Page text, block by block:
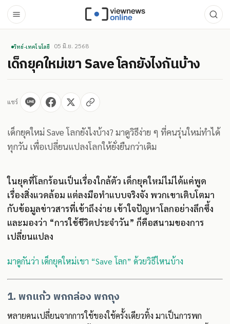
วิทย์-เทคโนโลยี 05 มิ.ย. 2568
เด็กยุคใหม่เขา Save โลกยังไงกันบ้าง
แชร์
เด็กยุคใหม่ Save โลกยังไงบ้าง? มาดูวิธีง่าย ๆ ที่คนรุ่นใหม่ทำได้
ทุกวัน เพื่อเปลี่ยนแปลงโลกให้ยั่งยืนกว่าเดิม
ในยุคที่โลกร้อนเป็นเรื่องใกล้ตัว เด็กยุคใหม่ไม่ได้แค่พูด
เรื่องสิ่งแวดล้อม แต่ลงมือทำแบบจริงจัง พวกเขาเติบโตมา
กับข้อมูลข่าวสารที่เข้าถึงง่าย เข้าใจปัญหาโลกอย่างลึกซึ้ง
และมองว่า “การใช้ชีวิตประจำวัน” ก็คือสนามของการ
เปลี่ยนแปลง
มาดูกันว่า เด็กยุคใหม่เขา “Save โลก” ด้วยวิธีไหนบ้าง
1. พกแก้ว พกกล่อง พกถุง
หลายคนเปลี่ยนจากการใช้ของใช้ครั้งเดียวทิ้ง มาเป็นการพก